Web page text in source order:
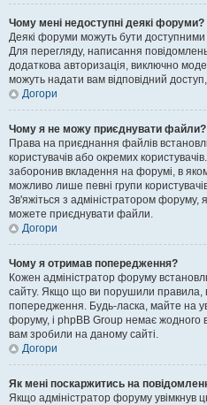
Чому мені недоступні деякі форуми?
Деякі форуми можуть бути
Для перегляду, написання
додаткова авторизація, виключно
можуть надати вам відповідний
Догори
Чому я не можу приєднувати файли?
Права на приєднання файлів
користувачів або окремих
заборонив вкладення на форумі, в
можливо лише певні групи
Зв'яжіться з адміністратором форуму,
можете приєднувати файли.
Догори
Чому я отримав попередження?
Кожен адміністратор форуму
сайту. Якщо що ви порушили правила,
попередження. Будь-ласка, майте на
форуму, і phpBB Group немає
вам зробили на даному сайті.
Догори
Як мені поскаржитись на
Якщо адміністратор форуму увімкнув